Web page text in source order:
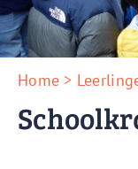
Nieuwe
Zoeken
Home >